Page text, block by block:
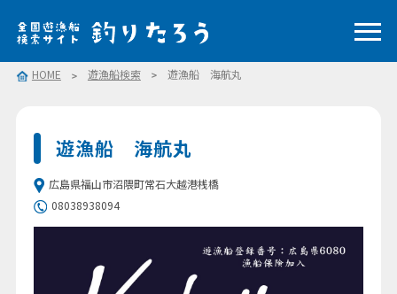
HOME 遊漁船検索 遊漁船 海航丸
遊漁船 海航丸
広島県福山市沼隈町常石大越港桟橋
08038938094